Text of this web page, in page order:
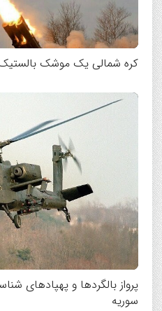
کره شمالی یک موشک بالستیک
پرواز بالگردها و پهپادهای
سوریه